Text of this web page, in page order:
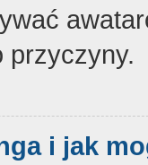
przyczyny.
i jak